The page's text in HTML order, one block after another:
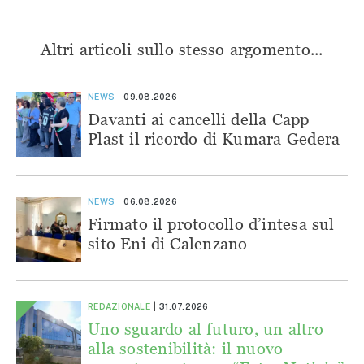
Altri articoli sullo stesso argomento...
NEWS 09.08.2026
Davanti ai cancelli della Capp
Plast il ricordo di Kumara Gedera
NEWS 06.08.2026
Firmato il protocollo d’intesa sul
sito Eni di Calenzano
REDAZIONALE 31.07.2026
Uno sguardo al futuro, un altro
alla sostenibilità: il nuovo